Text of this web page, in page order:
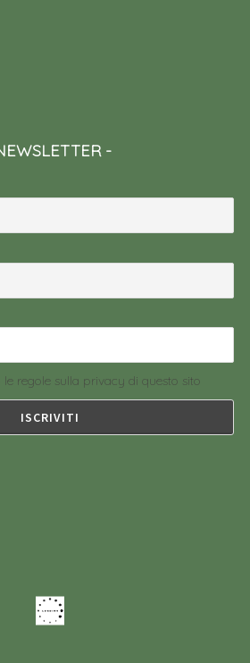
regole sulla privacy di questo sito